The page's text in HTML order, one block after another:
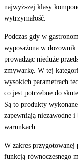
najwyższej klasy
wytrzymałość.
Podczas gdy w
wyposażona w dozownik
prowadząc nieduże
zmywarkę. W tej
wysokich parametrach
co jest potrzebne do
Są to produkty
zapewniają niezawodne
warunkach.
W zakres
funkcją równoczesnego